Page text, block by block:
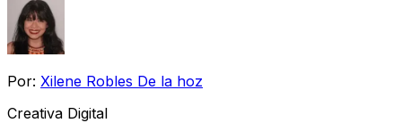
Por: Xilene Robles De la hoz
Creativa Digital